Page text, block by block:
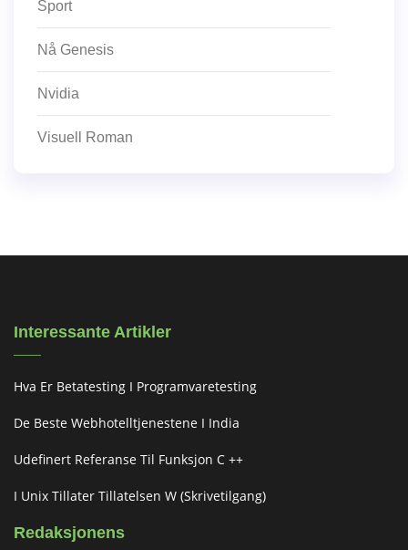
Sport
Nå Genesis
Nvidia
Visuell Roman
Interessante Artikler
Hva Er Betatesting I Programvaretesting
De Beste Webhotelltjenestene I India
Udefinert Referanse Til Funksjon C ++
I Unix Tillater Tillatelsen W (skrivetilgang)
Redaksjonens